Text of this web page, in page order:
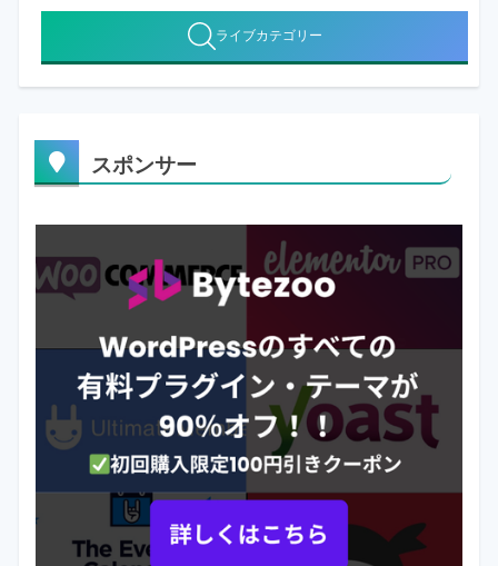
ライブカテゴリー
スポンサー